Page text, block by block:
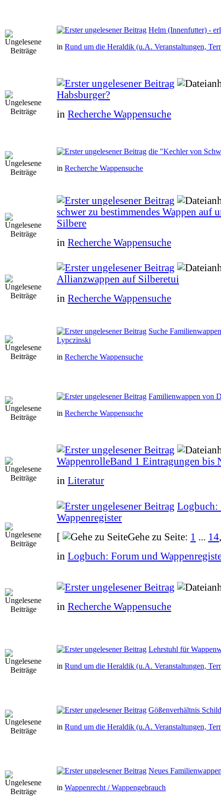
Helm (Innenfutter) -
in Rund um die Heraldik (u.A. Veranstaltungen,
Habsburger?
in Recherche Wappensuche
die "Kechler von
in Recherche Wappensuche
schwer zu bestimmendes Wappen auf
Silbere
in Recherche Wappensuche
Allianzwappen auf Silberetui
in Recherche Wappensuche
Suche
Lypczinski
in Recherche Wappensuche
Familienwappen von
in Recherche Wappensuche
WappenrolleBand 1 Eintragungen bis
in Literatur
Logbuch:
Wappenregister
[
Gehe zu Seite: 1 ... 14
in Logbuch: Forum und
in Recherche Wappensuche
Lehrstuhl für
in Rund um die Heraldik (u.A. Veranstaltungen,
Gößenverhältnis
in Rund um die Heraldik (u.A. Veranstaltungen,
Neues
in Wappenrecht / Wappengebrauch